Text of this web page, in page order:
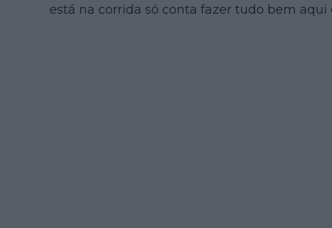
está na corrida só conta fazer tudo bem aqui